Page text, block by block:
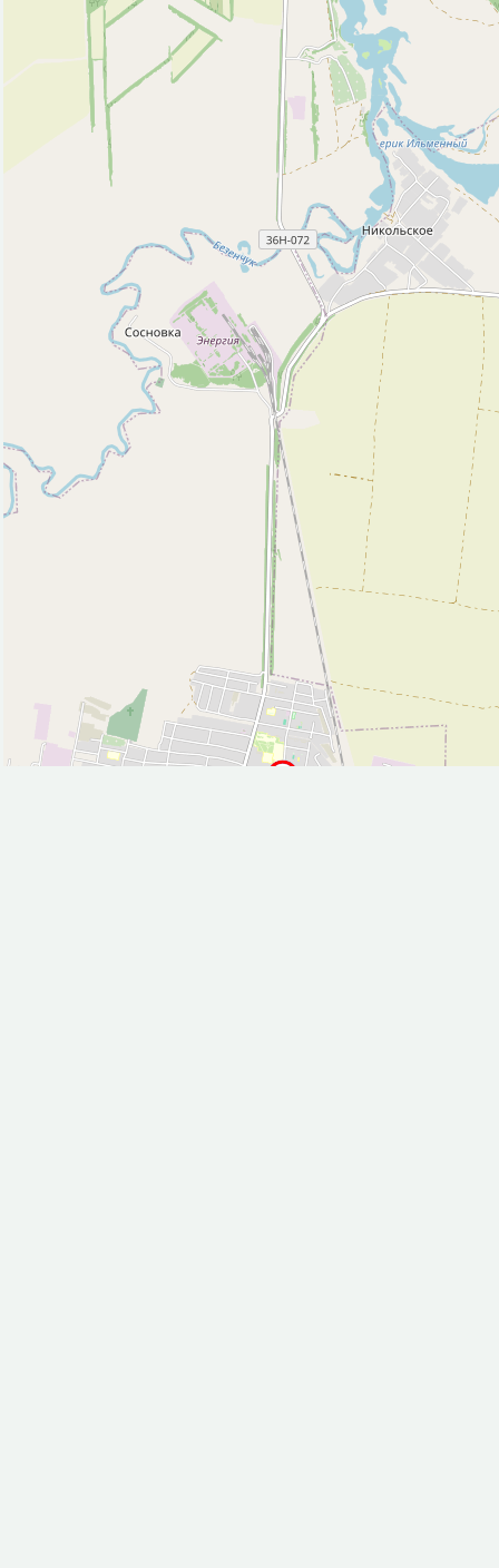
Банкомат (5)
Библиотека (1)
Больница (2)
Водонапорная башня (1)
Кафе (2)
Колодец (1)
Магазин (126)
Парк, сквер (5)
Платёжный терминал (3)
Поликлиника (1)
Полицейский участок (1)
Почта (6)
Ресторан (1)
Рынок, базар (1)
Спортивный центр (1)
Стадион (2)
Стоматолог (1)
Стоянка такси (1)
Театр (1)
Фастфуд (7)
Фитнес-центр (1)
Исторические объекты